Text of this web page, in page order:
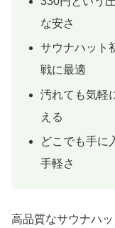
な安さ
サウナハット
戦に最適
汚れても気軽
える
どこでも手に
手軽さ
高品質なサウナハ